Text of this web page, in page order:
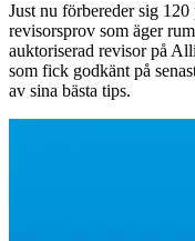
Just nu förbereder sig
revisorsprov som äger
auktoriserad revisor på
som fick godkänt på
av sina bästa tips.